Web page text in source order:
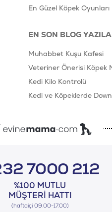
En Güzel Köpek Oyunları
EN SON BLOG
Muhabbet Kuşu Kafesi
Veteriner Önerisi Köpek
Kedi Kilo Kontrolü
Kedi ve Köpeklerde
7000 212
%100 MUTLU
MÜŞTERI HATTI
(haftaiçi 09.00-17.00)